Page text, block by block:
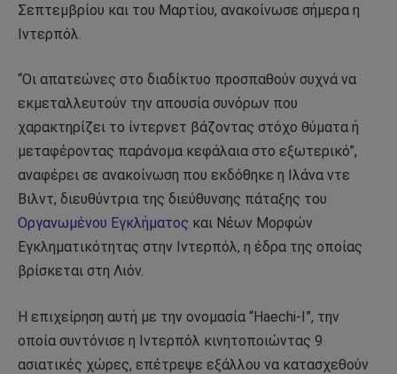
Σεπτεμβρίου και του Μαρτίου, ανακοίνωσε σήμερα η
Ιντερπόλ.
“Οι απατεώνες στο διαδίκτυο προσπαθούν συχνά να
εκμεταλλευτούν την απουσία συνόρων που
χαρακτηρίζει το ίντερνετ βάζοντας στόχο θύματα ή
μεταφέροντας παράνομα κεφάλαια στο εξωτερικό”,
αναφέρει σε ανακοίνωση που εκδόθηκε η Ιλάνα ντε
Βιλντ, διευθύντρια της διεύθυνσης πάταξης του
Οργανωμένου Εγκλήματος και Νέων Μορφών
Εγκληματικότητας στην Ιντερπόλ, η έδρα της οποίας
βρίσκεται στη Λιόν.
Η επιχείρηση αυτή με την ονομασία “Haechi-I”, την
οποία συντόνισε η Ιντερπόλ κινητοποιώντας 9
ασιατικές χώρες, επέτρεψε εξάλλου να κατασχεθούν